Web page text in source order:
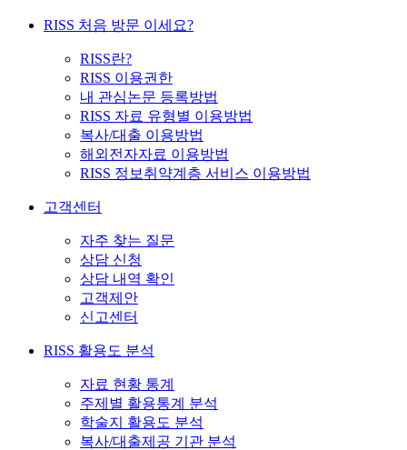
RISS 처음 방문 이세요?
RISS란?
RISS 이용권한
내 관심논문 등록방법
RISS 자료 유형별 이용방법
복사/대출 이용방법
해외전자자료 이용방법
RISS 정보취약계층 서비스 이용방법
고객센터
자주 찾는 질문
상담 신청
상담 내역 확인
고객제안
신고센터
RISS 활용도 분석
자료 현황 통계
주제별 활용통계 분석
학술지 활용도 분석
복사/대출제공 기관 분석